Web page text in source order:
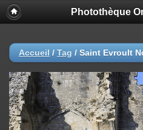
Photothèque
Accueil / Tag / Saint Evroult